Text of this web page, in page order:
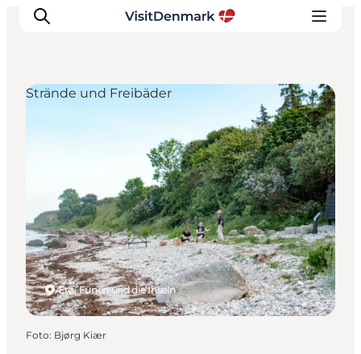
Unterkünfte
Reiseplanung
Ærø, Fünen und die Inseln
Strände und Freibäder
Foto: Bjørg Kiær